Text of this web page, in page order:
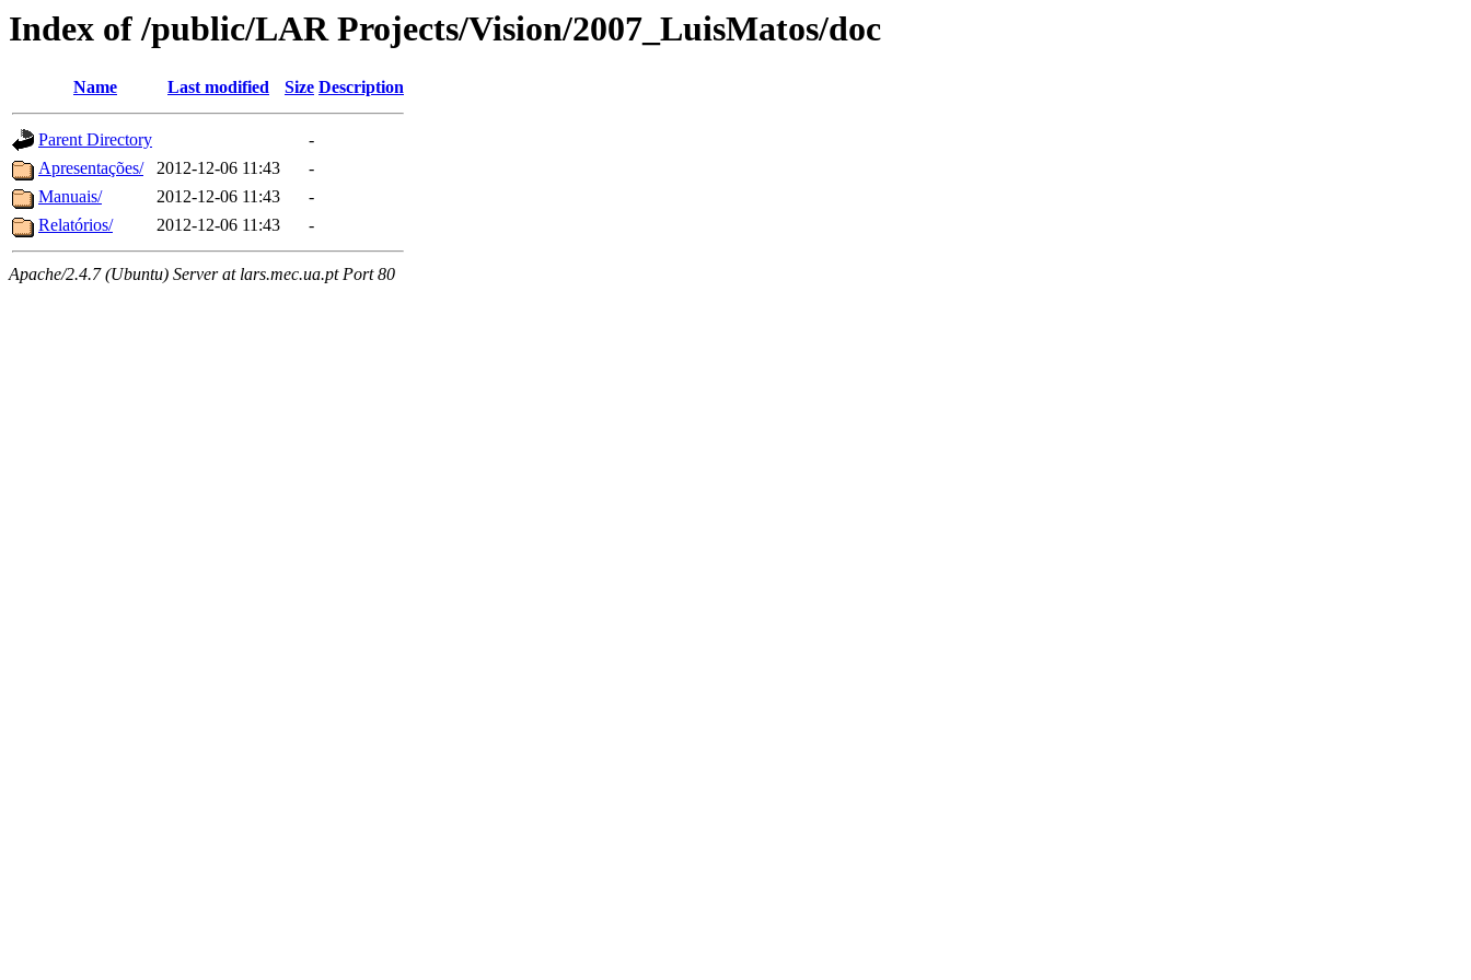
Index of /public/LAR Projects/Vision/2007_LuisMatos/doc
Name Last modified Size Description
Parent Directory
-
Apresentações/
2012-12-06 11:43
-
Manuais/
2012-12-06 11:43
-
Relatórios/
2012-12-06 11:43 -
Apache/2.4.7 (Ubuntu) Server at lars.mec.ua.pt Port 80